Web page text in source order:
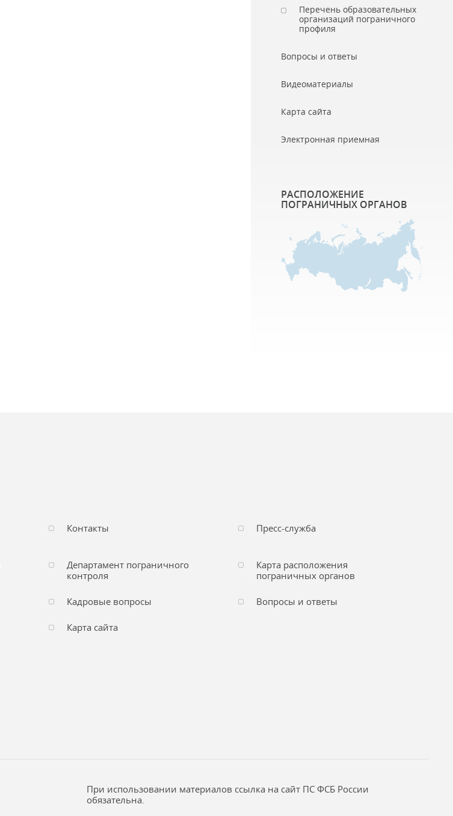
Перечень образовательных
организаций пограничного
профиля
Вопросы и ответы
Видеоматериалы
Карта сайта
Электронная приемная
РАСПОЛОЖЕНИЕ
ПОГРАНИЧНЫХ ОРГАНОВ
Контакты Пресс-служба
Департамент пограничного
контроля
Карта расположения
пограничных органов
Кадровые вопросы Вопросы и ответы
Карта сайта
При использовании материалов ссылка на сайт ПС ФСБ России
обязательна.